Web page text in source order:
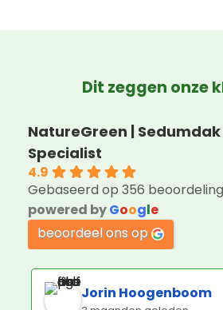
Dit zeggen onze
NatureGreen |
Specialist
4.9
Gebaseerd op 356
powered byGoogle
beoordeel ons op
Julie Schwerzel